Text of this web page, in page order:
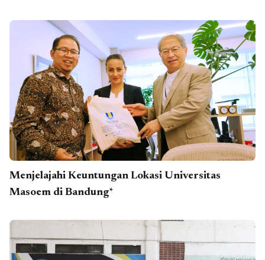
Menjelajahi Keuntungan Lokasi Universitas
Masoem di Bandung*